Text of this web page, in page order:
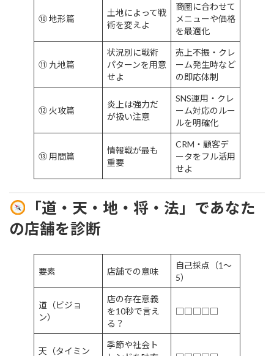
⑩ 地形篇
土地によって戦
術を変えよ
商圏に合わせて
メニューや価格
を最適化
⑪ 九地篇
状況別に戦術
パターンを用意
せよ
売上不振・クレ
ーム発生時など
の即応体制
⑫ 火攻篇
炎上は強力だ
が扱い注意
SNS運用・クレ
ーム対応のルー
ルを明確化
⑬ 用間篇
情報戦が最も
重要
CRM・顧客デ
ータをフル活用
せよ
「道・天・地・将・法」であなた
の店舗を診断
要素 店舗での意味
自己採点（1〜
5）
道（ビジョ
ン）
店の存在意義
を10秒で言え
る？
□□□□□
天（タイミン
季節や社会ト